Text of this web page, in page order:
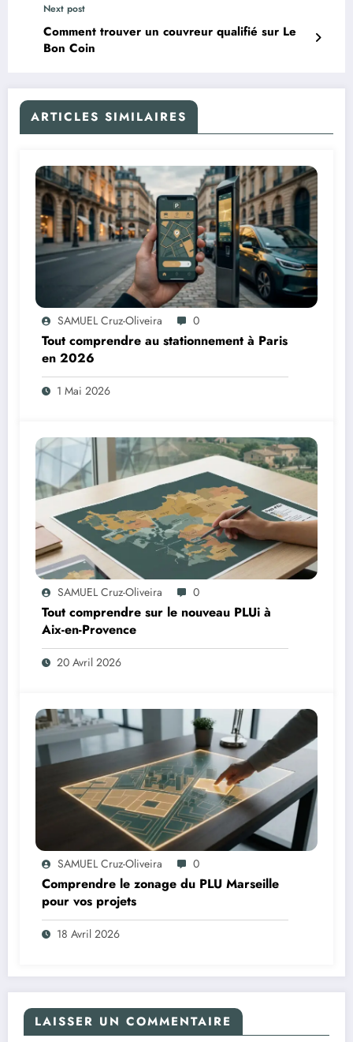
Next post
Comment trouver un couvreur qualifié sur Le
Bon Coin
ARTICLES SIMILAIRES
SAMUEL Cruz-Oliveira 0
Tout comprendre au stationnement à Paris
en 2026
1 Mai 2026
SAMUEL Cruz-Oliveira 0
Tout comprendre sur le nouveau PLUi à
Aix-en-Provence
20 Avril 2026
SAMUEL Cruz-Oliveira 0
Comprendre le zonage du PLU Marseille
pour vos projets
18 Avril 2026
LAISSER UN COMMENTAIRE